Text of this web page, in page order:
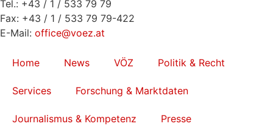
Tel.: +43 / 1 / 533 79 79
Fax: +43 / 1 / 533 79 79-422
E-Mail: office@voez.at
Home News VÖZ Politik & Recht
Services Forschung & Marktdaten
Journalismus & Kompetenz Presse